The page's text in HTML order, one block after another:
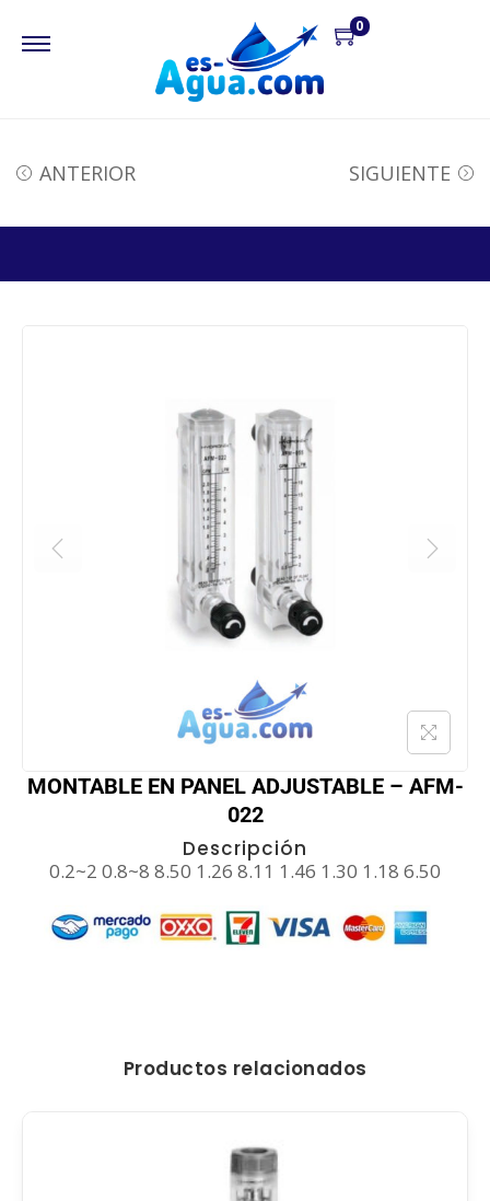
0
ANTERIOR SIGUIENTE
MONTABLE EN PANEL ADJUSTABLE – AFM-
022
Descripción
0.2~2 0.8~8 8.50 1.26 8.11 1.46 1.30 1.18 6.50
Productos relacionados